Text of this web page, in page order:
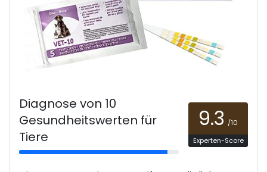
Diagnose von 10
Gesundheitswerten für
Tiere
9.3 /10
Experten-Score